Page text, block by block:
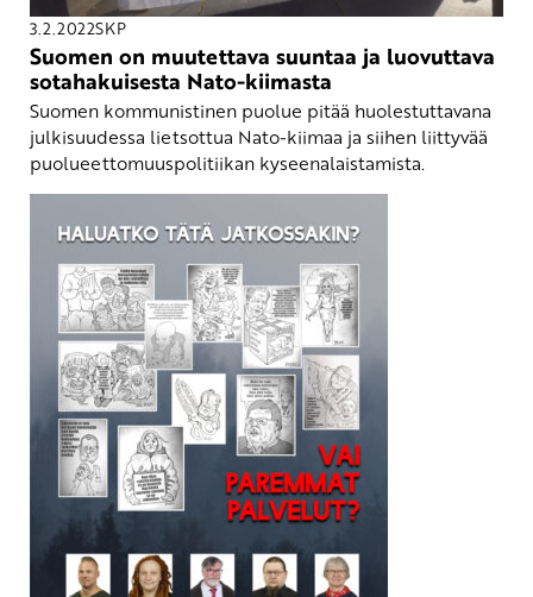
3.2.2022SKP
Suomen on muutettava suuntaa ja luovuttava
sotahakuisesta Nato-kiimasta
Suomen kommunistinen puolue pitää huolestuttavana
julkisuudessa lietsottua Nato-kiimaa ja siihen liittyvää
puolueettomuuspolitiikan kyseenalaistamista.